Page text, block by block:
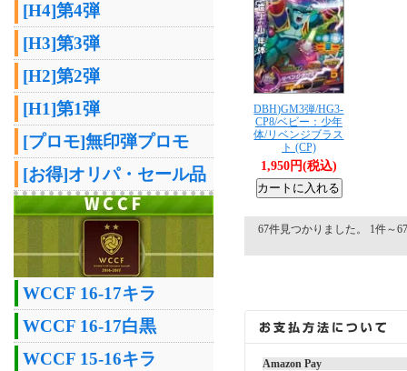
[H4]第4弾
[H3]第3弾
[H2]第2弾
[H1]第1弾
[プロモ]無印弾プロモ
[お得]オリパ・セール品
WCCF 16-17キラ
WCCF 16-17白黒
WCCF 15-16キラ
DBH)GM3弾/HG3-
CP8/ベビー：少年
体/リベンジブラス
ト (CP)
1,950円(税込)
67件見つかりました。 1件～
Amazon Pay